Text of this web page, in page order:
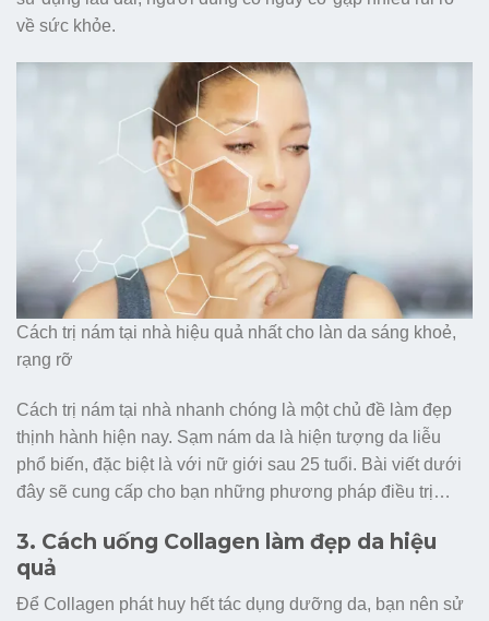
về sức khỏe.
Cách trị nám tại nhà hiệu quả nhất cho làn da sáng khoẻ,
rạng rỡ
Cách trị nám tại nhà nhanh chóng là một chủ đề làm đẹp
thịnh hành hiện nay. Sạm nám da là hiện tượng da liễu
phổ biến, đặc biệt là với nữ giới sau 25 tuổi. Bài viết dưới
đây sẽ cung cấp cho bạn những phương pháp điều trị…
3. Cách uống Collagen làm đẹp da hiệu
quả
Để Collagen phát huy hết tác dụng dưỡng da, bạn nên sử